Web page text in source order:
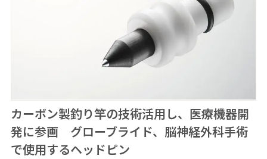
カーボン製釣り竿の技術活用し、医療機器開
発に参画 グローブライド、脳神経外科手術
で使用するヘッドピン